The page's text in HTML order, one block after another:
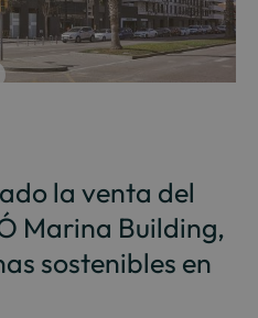
la venta del
Marina Building,
sostenibles en